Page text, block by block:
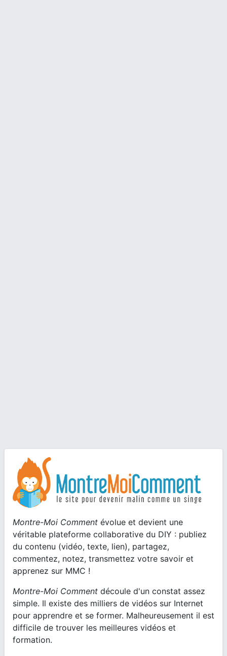
Montre-Moi Comment évolue et devient une
véritable plateforme collaborative du DIY : publiez
du contenu (vidéo, texte, lien), partagez,
commentez, notez, transmettez votre savoir et
apprenez sur MMC !
Montre-Moi Comment découle d'un constat assez
simple. Il existe des milliers de vidéos sur Internet
pour apprendre et se former. Malheureusement il est
difficile de trouver les meilleures vidéos et
formation.